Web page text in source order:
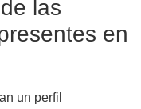
las
en
un perfil